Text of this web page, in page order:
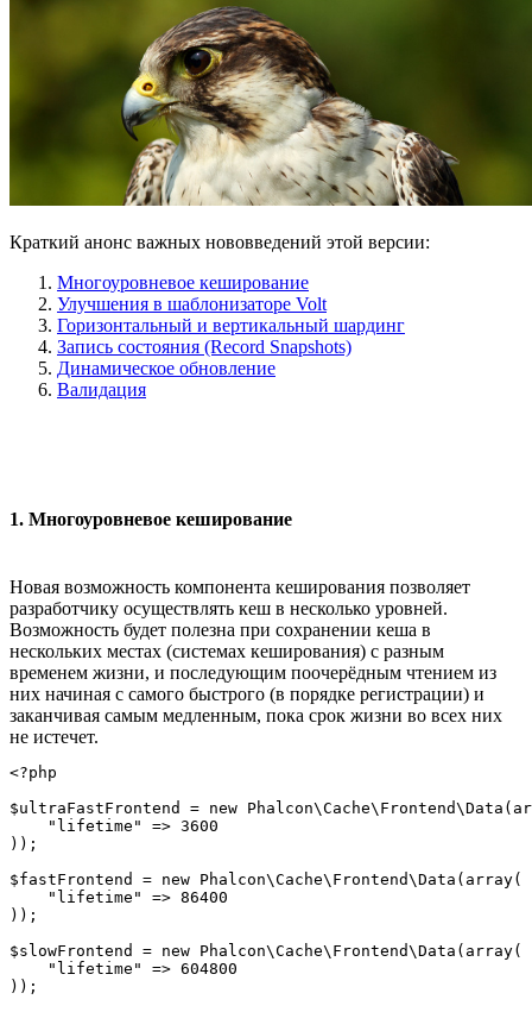
Краткий анонс важных нововведений этой версии:
Многоуровневое кеширование
Улучшения в шаблонизаторе Volt
Горизонтальный и вертикальный шардинг
Запись состояния (Record Snapshots)
Динамическое обновление
Валидация
1. Многоуровневое кеширование
Новая возможность компонента кеширования позволяет
разработчику осуществлять кеш в несколько уровней.
Возможность будет полезна при сохранении кеша в
нескольких местах (системах кеширования) с разным
временем жизни, и последующим поочерёдным чтением из
них начиная с самого быстрого (в порядке регистрации) и
заканчивая самым медленным, пока срок жизни во всех них
не истечет.
<?php
$ultraFastFrontend = new
    "lifetime" => 3600
));
$fastFrontend = new Phalcon\Cache\Frontend\Data(array(
    "lifetime" => 86400
));
$slowFrontend = new Phalcon\Cache\Frontend\Data(array(
    "lifetime" => 604800
));